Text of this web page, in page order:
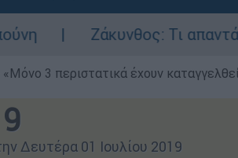
Τι απαντά η ΕΛΑΣ για
3 περιστατικά έχουν
Δευτέρα 01 Ιουλίου 2019